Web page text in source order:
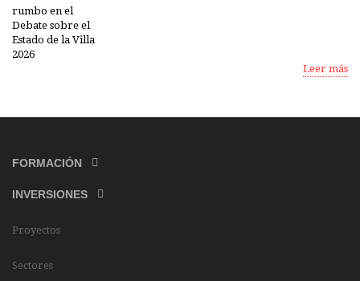
Leer más
FORMACIÓN
INVERSIONES
Proyectos
Sectores